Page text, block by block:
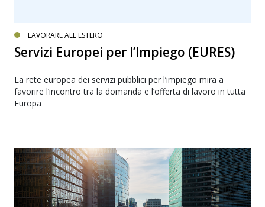
LAVORARE ALL'ESTERO
Servizi Europei per l’Impiego (EURES)
La rete europea dei servizi pubblici per l’impiego mira a
favorire l’incontro tra la domanda e l’offerta di lavoro in tutta
Europa